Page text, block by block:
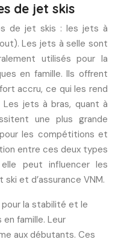
de jet skis
de jet skis : les jets à
Les jets à selle sont
utilisés pour la
en famille. Ils offrent
accru, ce qui les rend
Les jets à bras, quant à
une plus grande
les compétitions et
entre ces deux types
peut influencer les
et d’assurance VNM.
la stabilité et le
famille. Leur
aux débutants. Ces